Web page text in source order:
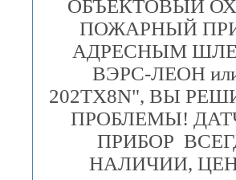
ОБЪЕКТОВЫЙ
ПОЖАРНЫЙ
АДРЕСНЫМ
ВЭРС-ЛЕОН
202TX8N", ВЫ
ПРОБЛЕМЫ!
ПРИБОР
НАЛИЧИИ,